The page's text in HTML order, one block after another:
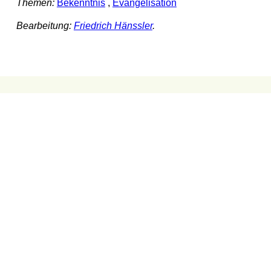
Themen: Bekenntnis, Evangelisation
Bearbeitung: Friedrich Hänssler.